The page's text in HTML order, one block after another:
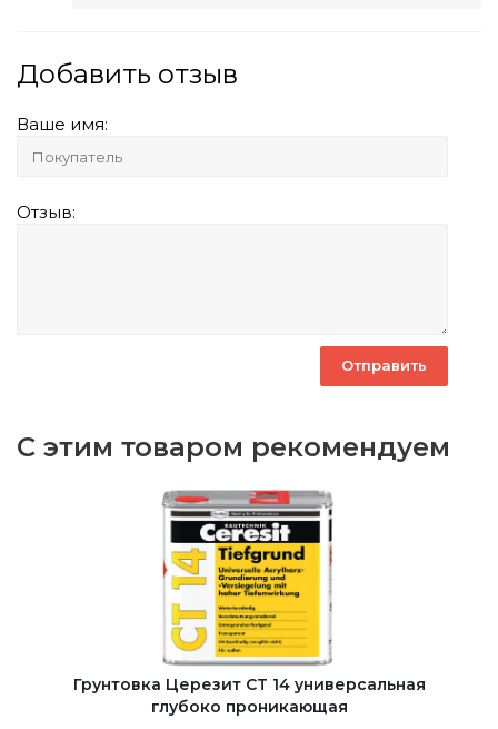
Добавить отзыв
Ваше имя:
Отзыв:
С этим товаром рекомендуем
Грунтовка Церезит CT 14 универсальная
глубоко проникающая